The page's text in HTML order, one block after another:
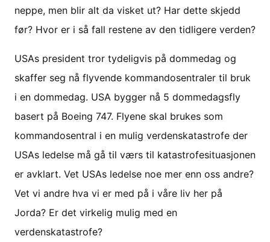
neppe, men blir alt da visket ut? Har dette skjedd
før? Hvor er i så fall restene av den tidligere verden?
USAs president tror tydeligvis på dommedag og
skaffer seg nå flyvende kommandosentraler til bruk
i en dommedag. USA bygger nå 5 dommedagsfly
basert på Boeing 747. Flyene skal brukes som
kommandosentral i en mulig verdenskatastrofe der
USAs ledelse må gå til værs til katastrofesituasjonen
er avklart. Vet USAs ledelse noe mer enn oss andre?
Vet vi andre hva vi er med på i våre liv her på
Jorda? Er det virkelig mulig med en
verdenskatastrofe?